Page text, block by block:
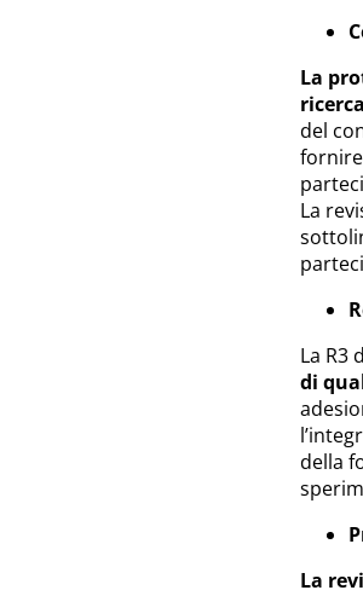
La
del
La
La R3
di
della
La